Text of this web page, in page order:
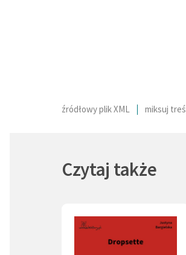
źródłowy plik XML miksuj
Czytaj także